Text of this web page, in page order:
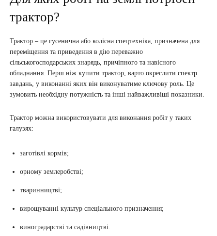
трактор?
Трактор – це гусенична або колісна спецтехніка, призначена для
переміщення та приведення в дію переважно
сільськогосподарських знарядь, причіпного та навісного
обладнання. Перш ніж купити трактор, варто окреслити спектр
завдань, у виконанні яких він виконуватиме ключову роль. Це
зумовить необхідну потужність та інші найважливіші показники.
Трактор можна використовувати для виконання робіт у таких
галузях:
заготівлі кормів;
орному землеробстві;
тваринництві;
вирощуванні культур спеціального призначення;
виноградарстві та садівництві.